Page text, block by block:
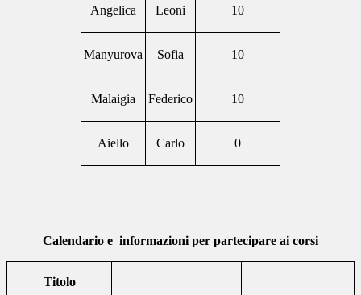
Angelica Leoni 10
Manyurova Sofia 10
Malaigia Federico 10
Aiello Carlo 0
Calendario e informazioni per partecipare ai corsi
Titolo